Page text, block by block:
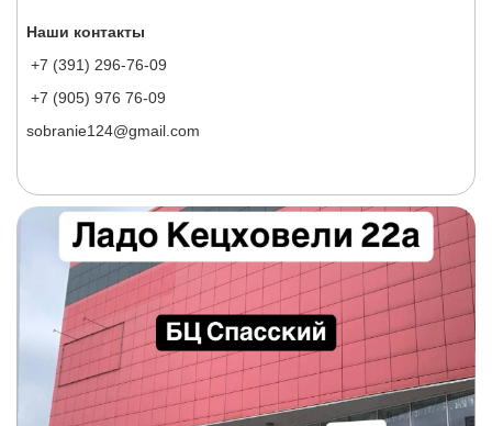
Наши контакты
+7 (391) 296-76-09
+7 (905) 976 76-09
sobranie124@gmail.com